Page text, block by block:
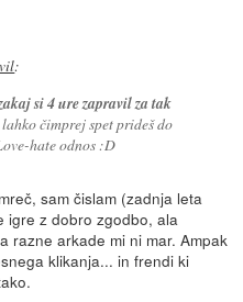
:
si 4 ure zapravil za tak
čimprej spet prideš do
hate odnos :D
sam čislam (zadnja leta
igre z dobro zgodbo, ala
razne arkade mi ni mar. Ampak
klikanja... in frendi ki